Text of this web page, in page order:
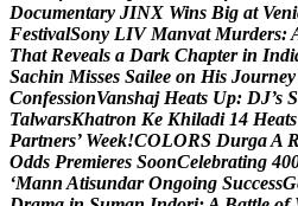
Documentary JINX Wins Big at Veni
FestivalSony LIV Manvat Murders:
That Reveals a Dark Chapter in Indi
Sachin Misses Sailee on His Journey
ConfessionVanshaj Heats Up: DJ’s S
TalwarsKhatron Ke Khiladi 14 Heats
Partners’ Week!COLORS DurgaA R
Odds Premieres SoonCelebrating 40
‘Mann Atisundar Ongoing SuccessG